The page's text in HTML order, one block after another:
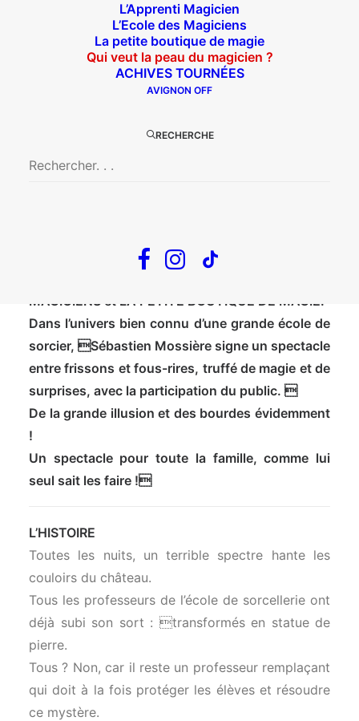
L’Apprenti Magicien
L’Ecole des Magiciens
La petite boutique de magie
Qui veut la peau du magicien ?
ACHIVES TOURNÉES
AVIGNON OFF
RECHERCHE
CONTACT DIFFUSION
julia@beeh.fr
LA NOUVELLE COMÉDIE MAGIQUE ET
DE SÉBASTIEN MOSSIÈRE
MAGICIENS et LA PETITE BOUTIQUE DE MAGIE.
Dans l’univers bien connu d’une grande école de
sorcier, Sébastien Mossière signe un spectacle
entre frissons et fous-rires, truffé de magie et de
surprises, avec la participation du public. 
De la grande illusion et des bourdes évidemment
!
Un spectacle pour toute la famille, comme lui
seul sait les faire !
L’HISTOIRE
Toutes les nuits, un terrible spectre hante les
couloirs du château.
Tous les professeurs de l’école de sorcellerie ont
déjà subi son sort : transformés en statue de
pierre.
Tous ? Non, car il reste un professeur remplaçant
qui doit à la fois protéger les élèves et résoudre
ce mystère.